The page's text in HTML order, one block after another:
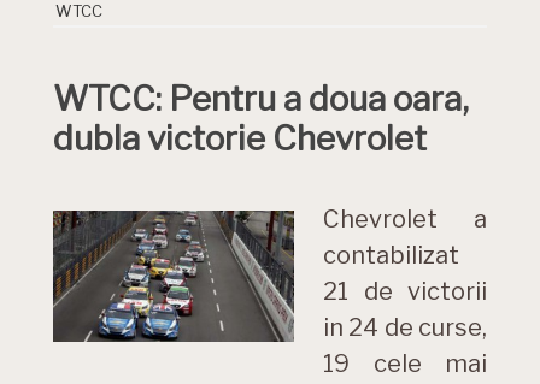
WTCC
WTCC: Pentru a doua oara,
dubla victorie Chevrolet
Chevrolet a
contabilizat
21 de victorii
in 24 de curse,
19 cele mai